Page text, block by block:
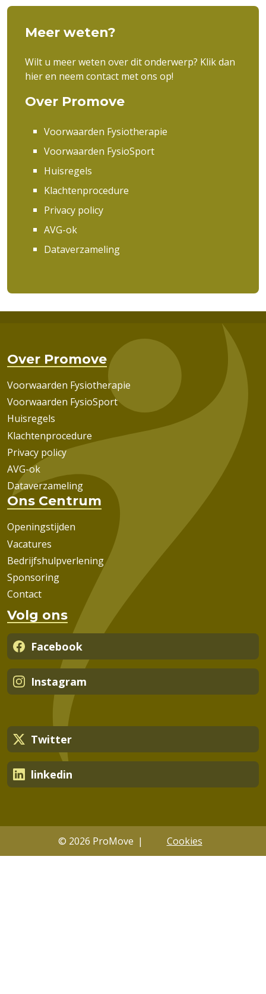
Meer weten?
Wilt u meer weten over dit onderwerp? Klik dan
hier en neem contact met ons op!
Over Promove
Voorwaarden Fysiotherapie
Voorwaarden FysioSport
Huisregels
Klachtenprocedure
Privacy policy
AVG-ok
Dataverzameling
Over Promove
Voorwaarden Fysiotherapie
Voorwaarden FysioSport
Huisregels
Klachtenprocedure
Privacy policy
AVG-ok
Dataverzameling
Ons Centrum
Openingstijden
Vacatures
Bedrijfshulpverlening
Sponsoring
Contact
Volg ons
Facebook
Instagram
Twitter
linkedin
© 2026 ProMove Cookies